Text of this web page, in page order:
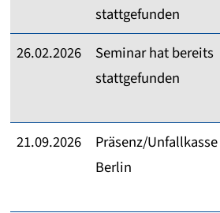
stattgefunden
26.02.2026
Seminar hat bereits
stattgefunden
21.09.2026
Präsenz/Unfallkasse
Berlin